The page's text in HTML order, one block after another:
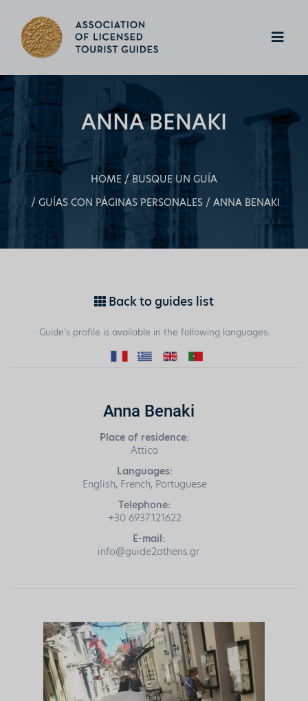
ANNA BENAKI
HOME
BUSQUE UN GUÍA
GUÍAS CON PÁGINAS PERSONALES
ANNA BENAKI
Back to guides list
Guide's profile is available in the following languages:
Anna Benaki
Place of residence:
Attica
Languages:
English, French, Portuguese
Telephone:
+30 6937.121622
E-mail:
info@guide2athens.gr